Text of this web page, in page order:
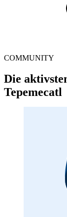
COMMUNITY
Die
Tepemecatl